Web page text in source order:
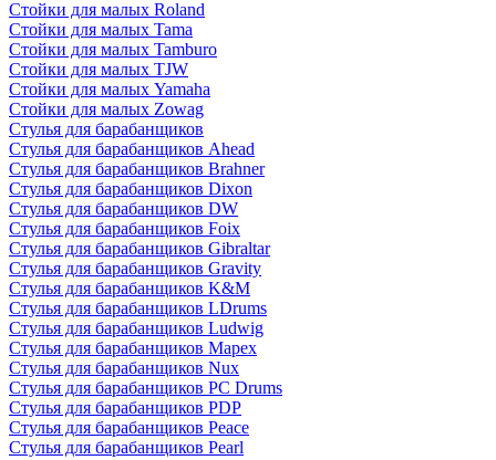
Стойки для малых Roland
Стойки для малых Tama
Стойки для малых Tamburo
Стойки для малых TJW
Стойки для малых Yamaha
Стойки для малых Zowag
Стулья для барабанщиков
Стулья для барабанщиков Ahead
Стулья для барабанщиков Brahner
Стулья для барабанщиков Dixon
Стулья для барабанщиков DW
Стулья для барабанщиков Foix
Стулья для барабанщиков Gibraltar
Стулья для барабанщиков Gravity
Стулья для барабанщиков K&M
Стулья для барабанщиков LDrums
Стулья для барабанщиков Ludwig
Стулья для барабанщиков Mapex
Стулья для барабанщиков Nux
Стулья для барабанщиков PC Drums
Стулья для барабанщиков PDP
Стулья для барабанщиков Peace
Стулья для барабанщиков Pearl